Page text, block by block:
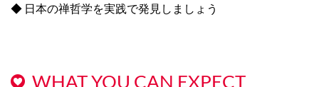
◆ 日本の禅哲学を実践で発見しましょう
WHAT YOU CAN EXPECT